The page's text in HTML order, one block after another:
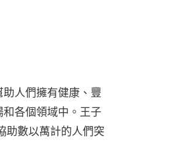
人們擁有健康、豐
各個領域中。王子
助數以萬計的人們突